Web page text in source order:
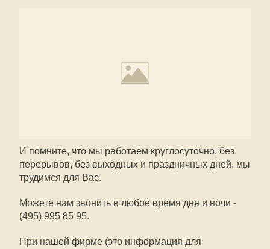
И помните, что мы работаем круглосуточно, без
перерывов, без выходных и праздничных дней, мы
трудимся для Вас.
Можете нам звонить в любое время дня и ночи -
(495) 995 85 95.
При нашей фирме (это информация для